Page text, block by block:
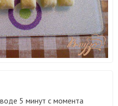
5 минут с момента